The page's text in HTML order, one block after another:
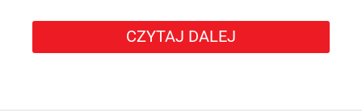
CZYTAJ DALEJ